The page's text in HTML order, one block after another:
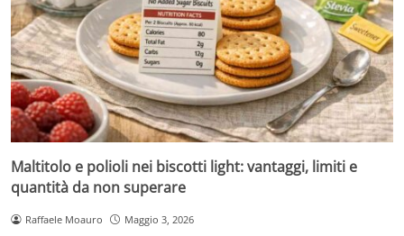
Maltitolo e polioli nei biscotti light: vantaggi, limiti e
quantità da non superare
Raffaele Moauro Maggio 3, 2026